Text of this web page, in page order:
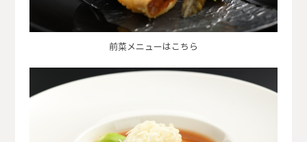
前菜メニューはこちら